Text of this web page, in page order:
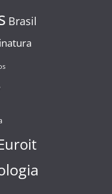
Brasil